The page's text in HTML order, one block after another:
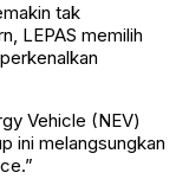
tak
LEPAS memilih
Vehicle (NEV)
ini melangsungkan